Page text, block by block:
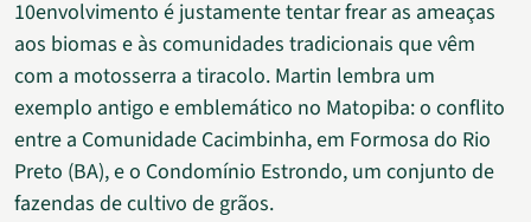
10envolvimento é justamente tentar frear as ameaças
aos biomas e às comunidades tradicionais que vêm
com a motosserra a tiracolo. Martin lembra um
exemplo antigo e emblemático no Matopiba: o conflito
entre a Comunidade Cacimbinha, em Formosa do Rio
Preto (BA), e o Condomínio Estrondo, um conjunto de
fazendas de cultivo de grãos.